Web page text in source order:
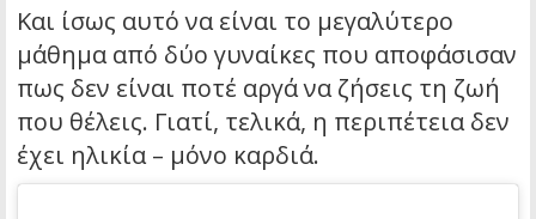
Και ίσως αυτό να είναι το μεγαλύτερο
μάθημα από δύο γυναίκες που αποφάσισαν
πως δεν είναι ποτέ αργά να ζήσεις τη ζωή
που θέλεις. Γιατί, τελικά, η περιπέτεια δεν
έχει ηλικία – μόνο καρδιά.